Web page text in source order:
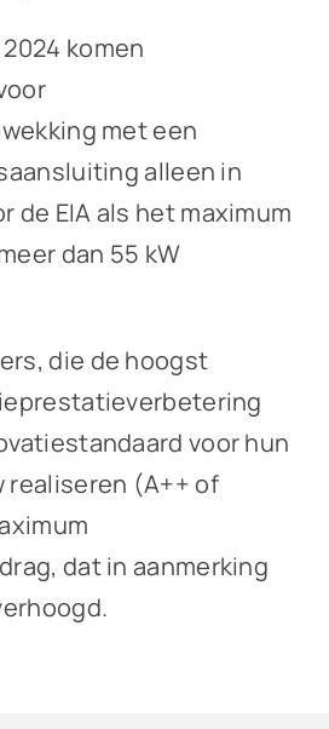
komen
met een
alleen in
de EIA als het maximum
dan 55 kW
die de hoogst
voor hun
(A++ of
dat in aanmerking